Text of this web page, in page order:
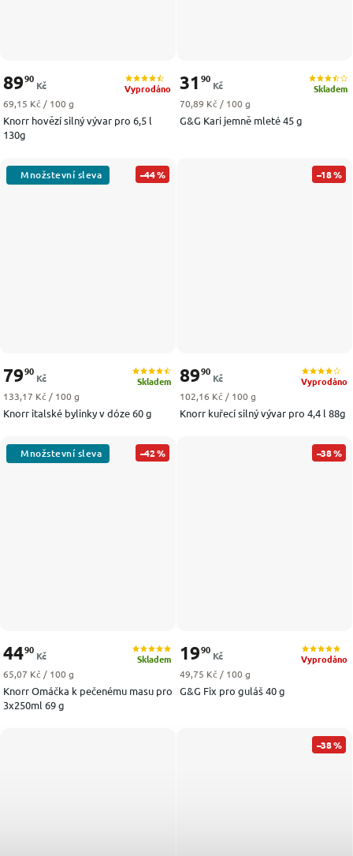
Knorr hovězí silný vývar pro 6,5 l
130g
Vyprodáno
8990
Kč
Měrná cena:
69,15 Kč / 100 g
G&G Kari jemně mleté 45 g
Skladem
31 90
Kč
Měrná cena:
70,89 Kč / 100 g
–44 %
Knorr italské bylinky v dóze 60 g
Skladem
7990
Kč
Měrná cena:
133,17 Kč / 100 g
–18 %
Knorr kuřecí silný vývar pro 4,4 l 88g
Vyprodáno
8990
Kč
Měrná cena:
102,16 Kč / 100 g
–42 %
Knorr Omáčka k pečenému masu pro
3x250ml 69 g
Skladem
4490
Kč
Měrná cena:
65,07 Kč / 100 g
–38 %
G&G Fix pro guláš 40 g
Vyprodáno
1990
Kč
Měrná cena:
49,75 Kč / 100 g
–38 %